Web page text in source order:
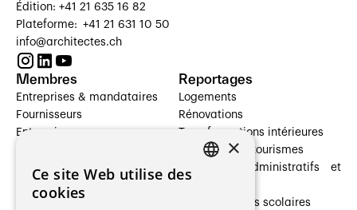
Édition: +41 21 635 16 82
Plateforme: +41 21 631 10 50
info@architectes.ch
Membres
Entreprises & mandataires
Fournisseurs
Entreprises
Architectes paysagistes
Architectes d'intérieur
Reportages
Logements
Rénovations
Transformations intérieures
Hôtelleries et tourismes
Bâtiments administratifs et
Établissements scolaires
×
Ce site Web utilise des
cookies